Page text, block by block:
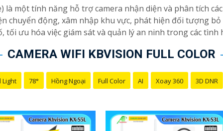
chính hãng với chiết khấu cao nhất trên thị trường.
về giải pháp an ninh cần thiết!"
công trong việc tiếp cận khách hàng và tăng cơ hội
là một tính năng hỗ trợ camera nhận diện và phân tích
chuyển động, xâm nhập khu vực, phát hiện đối tượng
tối ưu hóa việc giám sát và quản lý an ninh trong các tình
CAMERA WIFI KBVISION FULL COLOR
Light 78° Hồng Ngoại Full Color AI Xoay 360 3D DNR